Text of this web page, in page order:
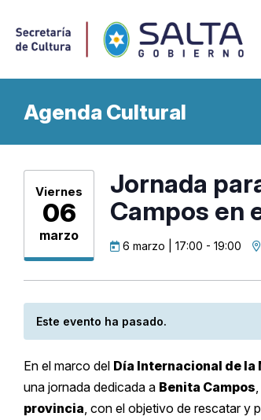
Agenda Cultural
Viernes
06
marzo
Jornada
Campos en
6 marzo | 17:00 - 19:00
Este evento ha pasado.
En el marco del Día Internacional de la
una jornada dedicada a Benita Campos
provincia, con el objetivo de rescatar y